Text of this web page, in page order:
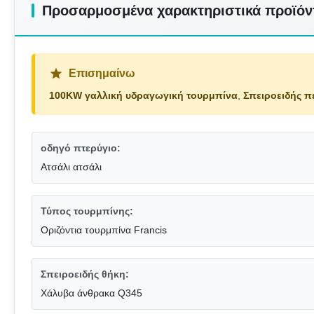
Προσαρμοσμένα χαρακτηριστικά
Επισημαίνω
100KW γαλλική υδραγωγική τουρμπίνα Σπειροειδής
οδηγό πτερύγιο:
Ατσάλι ατσάλι
Τύπος τουρμπίνης:
Οριζόντια τουρμπίνα Francis
Σπειροειδής θήκη:
Χάλυβα άνθρακα Q345